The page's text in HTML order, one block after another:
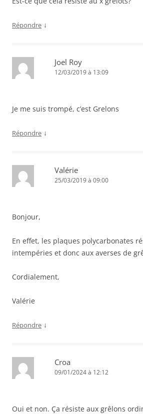
Répondre ↓
Joel Roy
12/03/2019 à 13:09
Je me suis trompé, c’est Grelons
Répondre ↓
Valérie
25/03/2019 à 09:00
Bonjour,
En effet, les plaques polycarbonates
intempéries et donc aux averses de
Cordialement,
Valérie
Répondre ↓
Croa
09/01/2024 à 12:12
Oui et non. Ça résiste aux grêlons